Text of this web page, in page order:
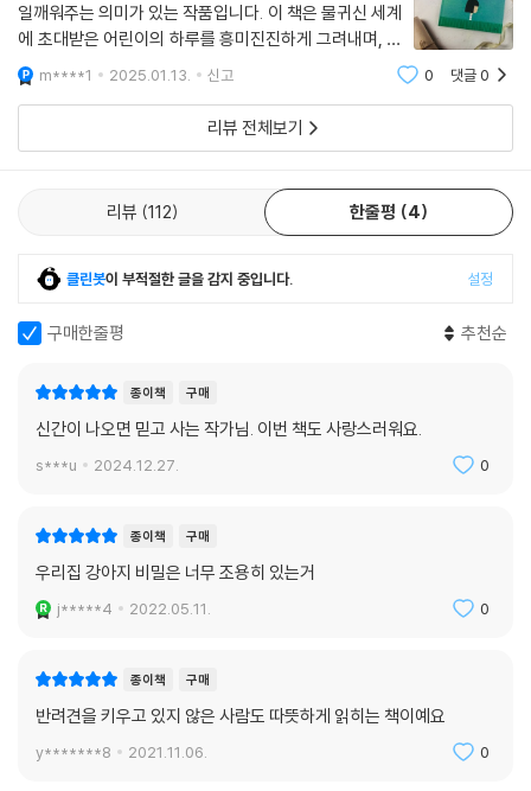
김동수 작가는 2002년 『감기 걸린 날』을 시작으로 『천하무적 고무동력
기』 『엄마랑 뽀뽀』 『잘 가, 안녕』 등 창작 그림책을 꾸준히 펴내며 어린이의
단단한 마음과 자유로운 상상 세계를 그려 왔다. 김동수 작가의 그림책들
은 2005년 프랑크푸르트 국제도서전, 2016년 과달라하라 국제도서전, 2
016년 파리 도서전, 2017년 이스탄불 국제도서전에서 대표적인 한국 그
서도 따뜻한 상상이 노랫말의 행간을 빼곡히 채우며 그림책 『문수의 비밀』
작가는 침대에 나란히 잠든 ‘문수’와 ‘아빠’의 모습으로 이야기를 시작한다.
방바닥에는 뮤지션인 ‘아빠’의 바쁜 하루를 짐작게 하는 악보들이 이리저
리 흩어져 있다. 책장을 넘기면 문수는 머리에 헤드 랜턴을 낀 채 유유히 방
악보들이 반듯하게 놓여 있다. 아빠가 붙잡고 있던 악보에 작가는 「문수의
비밀」이라는 제목을 붙여 놓았다. 아빠가 자리를 비운 장면에서도 어딘가
에서 애정 어린 눈으로 문수를 바라보고 있을 아빠를 그려 보게 하는 장치
두 주인공의 서로를 향한 애틋한 마음은 김동수 작가의 묘사 덕분에 책장
을 넘어 독자의 가슴에 생생하게 전해진다. 노트북 앞에서 무언가에 열중
팩 등 아기자기한 요소들이 이야기 구석구석에서 재잘거린다. 『문수의 비
밀』은 루시드폴과 김동수, 위트와 유머가 빛나는 두 작가가 글과 그림으로
함께 연주한 다정한 합주곡과 같은 그림책이다.
일깨워주는 의미가 있는 작품입니다. 이 책은 물귀신 세계
에 초대받은 어린이의 하루를 흥미진진하게 그려내며, 독
자들에게 상상력과 호기심을 자극합니다. 묵묵히 자정작
용 하는 자연을 물귀신으로 상징하여 자연이 인간에게 보
내는 일침을 명랑하게 풀어냅니다. 자정
m****1 2025.01.13. 신고 0 댓글0
리뷰 전체보기
리뷰 112 한줄평 4
클린봇이 부적절한 글을 감지 중입니다. 설정
구매한줄평 추천순
종이책 구매
신간이 나오면 믿고 사는 작가님. 이번 책도 사랑스러워요.
s***u 2024.12.27. 0
종이책 구매
우리집 강아지 비밀은 너무 조용히 있는거
j*****4 2022.05.11. 0
종이책 구매
반려견을 키우고 있지 않은 사람도 따뜻하게 읽히는 책이예요
y*******8 2021.11.06. 0